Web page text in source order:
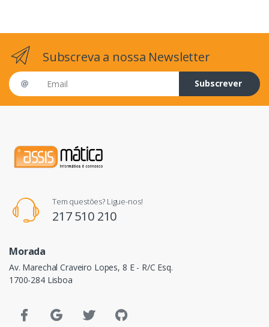
Subscreva a nossa Newsletter
Email address
Subscrever
Tem questões? Ligue-nos!
217 510 210
Morada
Av. Marechal Craveiro Lopes, 8 E - R/C Esq.
1700-284 Lisboa